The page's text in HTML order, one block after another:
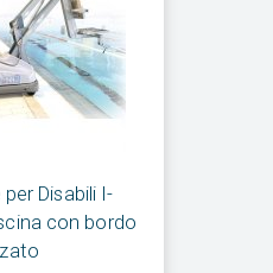
Disabili I-
con bordo